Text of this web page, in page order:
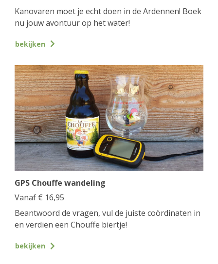
Kanovaren moet je echt doen in de Ardennen! Boek
nu jouw avontuur op het water!
bekijken
GPS Chouffe wandeling
Vanaf € 16,95
Beantwoord de vragen, vul de juiste coördinaten in
en verdien een Chouffe biertje!
bekijken